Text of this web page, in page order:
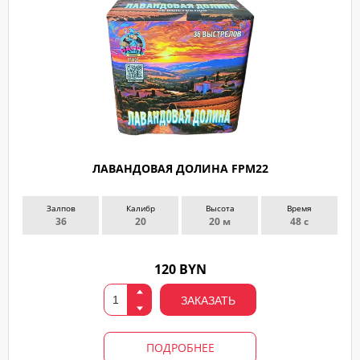
ЛАВАНДОВАЯ ДОЛИНА FPM22
Залпов
36
Калибр
20
Высота
20 м
Время
48 с
120 BYN
ЗАКАЗАТЬ
ПОДРОБНЕЕ